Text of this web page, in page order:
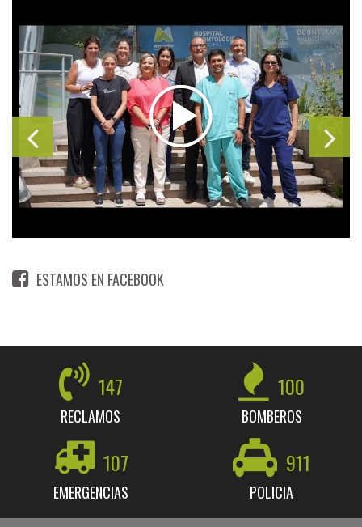
ESTAMOS EN FACEBOOK
147
RECLAMOS
100
BOMBEROS
107
EMERGENCIAS
911
POLICIA